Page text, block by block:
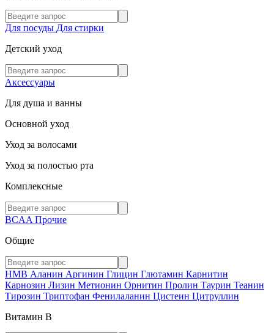
Для посуды Для стирки
Детский уход
Аксессуары
Для душа и ванны
Основной уход
Уход за волосами
Уход за полостью рта
Комплексные
BCAA Прочие
Общие
HMB Аланин Аргинин Глицин Глютамин Карнитин
Карнозин Лизин Метионин Орнитин Пролин Таурин Теанин
Тирозин Триптофан Фенилаланин Цистеин Цитруллин
Витамин В